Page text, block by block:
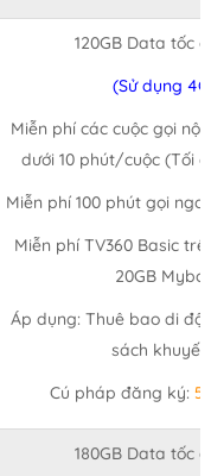
120GB Data tốc
(Sử dụng
Miễn phí các cuộc gọi
dưới 10 phút/cuộc (Tối
Miễn phí 100 phút gọi
Miễn phí TV360 Basic
20GB
Áp dụng: Thuê bao di
sách
Cú pháp đăng ký:
180GB Data tốc